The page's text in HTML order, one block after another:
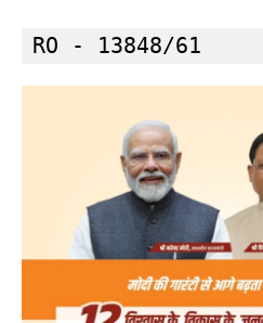
RO - 13848/61